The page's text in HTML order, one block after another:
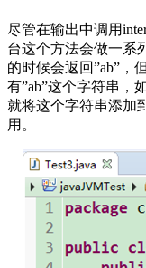
尽管在输出中调用
台这个方法会做一系
的时候会返回”ab”，
有”ab”这个字符串，
就将这个字符串添加
用。